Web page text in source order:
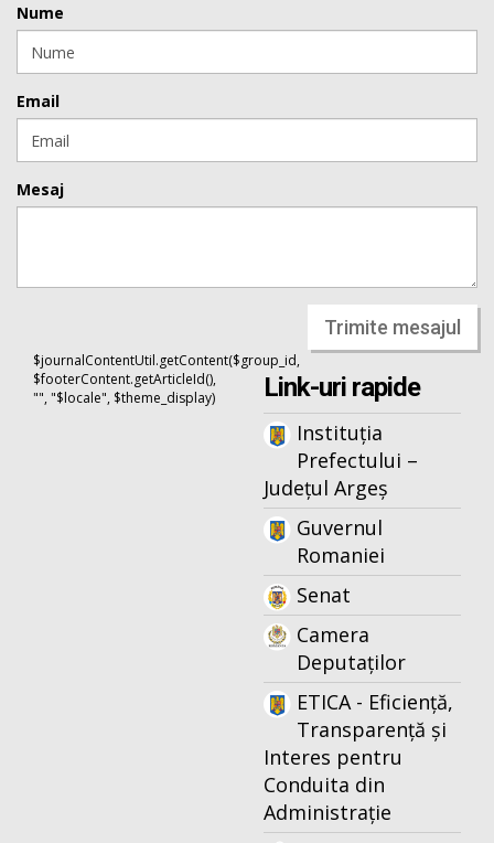
Nume
Email
Mesaj
Trimite mesajul
$journalContentUtil.getContent($group_id,
$footerContent.getArticleId(),
"", "$locale", $theme_display)
Link-uri rapide
Instituția
Prefectului –
Județul Argeș
Guvernul
Romaniei
Senat
Camera
Deputaților
ETICA - Eficiență,
Transparență și
Interes pentru
Conduita din
Administrație